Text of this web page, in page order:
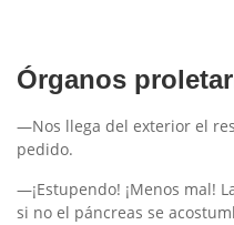
Órganos
—Nos llega del exterior el
pedido.
—¡Estupendo! ¡Menos mal!
si no el páncreas se